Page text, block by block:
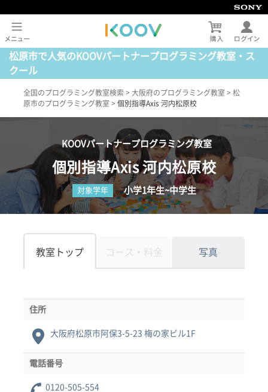
松原市で人気のKOOVパートナープログラミング教室・ス
クール
全国のプログラミング教室検索 > 大阪府のプログラミング教室 > 松
原市のプログラミング教室 > 個別指導Axis 河内松原校
KOOVパートナープログラミング教室
個別指導Axis 河内松原校
対象学年 小学1年生~中学生
教室トップ コース・料金 写真
住所
大阪府松原市阿保3-5-23 梅の家ビル1F
電話番号
0120-505-554